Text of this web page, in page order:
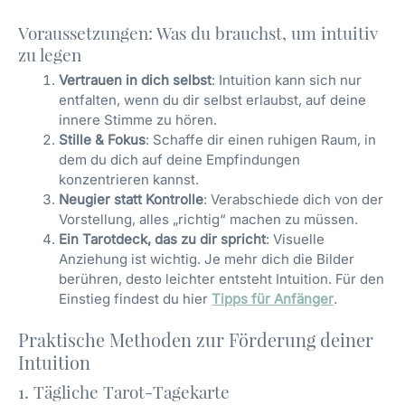
Voraussetzungen: Was du brauchst, um intuitiv
zu legen
Vertrauen in dich selbst: Intuition kann sich nur
entfalten, wenn du dir selbst erlaubst, auf deine
innere Stimme zu hören.
Stille & Fokus: Schaffe dir einen ruhigen Raum, in
dem du dich auf deine Empfindungen
konzentrieren kannst.
Neugier statt Kontrolle: Verabschiede dich von der
Vorstellung, alles „richtig“ machen zu müssen.
Ein Tarotdeck, das zu dir spricht: Visuelle
Anziehung ist wichtig. Je mehr dich die Bilder
berühren, desto leichter entsteht Intuition. Für den
Einstieg findest du hierTipps für Anfänger.
Praktische Methoden zur Förderung deiner
Intuition
1. Tägliche Tarot-Tagekarte